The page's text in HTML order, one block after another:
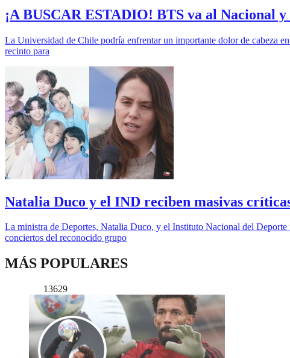
¡A BUSCAR ESTADIO! BTS va al Nacional
La Universidad de Chile podría enfrentar un importante dolor de cabeza
recinto para
Natalia Duco y el IND reciben masivas
La ministra de Deportes, Natalia Duco, y el Instituto Nacional del
conciertos del reconocido grupo
MÁS POPULARES
13629